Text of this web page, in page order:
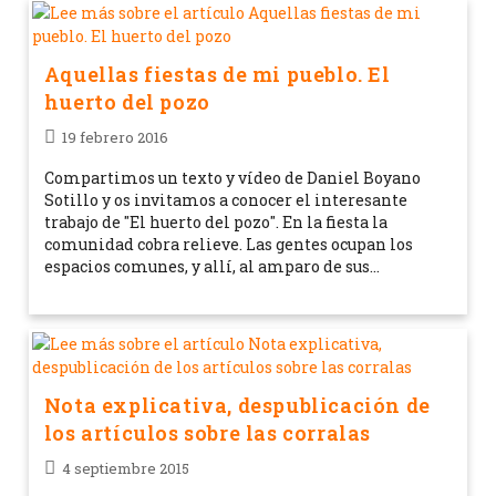
Aquellas fiestas de mi pueblo. El
huerto del pozo
19 febrero 2016
Compartimos un texto y vídeo de Daniel Boyano
Sotillo y os invitamos a conocer el interesante
trabajo de "El huerto del pozo". En la fiesta la
comunidad cobra relieve. Las gentes ocupan los
espacios comunes, y allí, al amparo de sus…
Nota explicativa, despublicación de
los artículos sobre las corralas
4 septiembre 2015